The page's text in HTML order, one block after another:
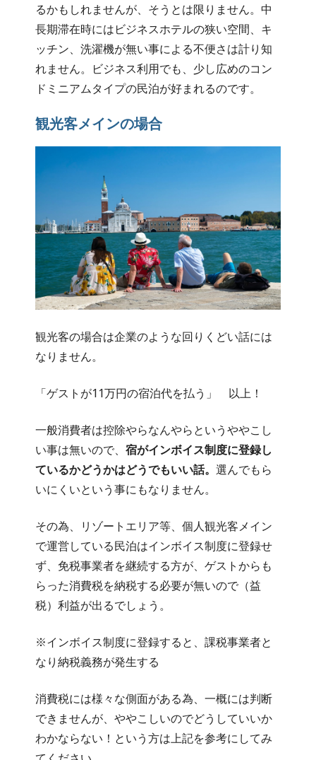
るかもしれませんが、そうとは限りません。中
長期滞在時にはビジネスホテルの狭い空間、キ
ッチン、洗濯機が無い事による不便さは計り知
れません。ビジネス利用でも、少し広めのコン
ドミニアムタイプの民泊が好まれるのです。
観光客メインの場合
観光客の場合は企業のような回りくどい話には
なりません。
「ゲストが11万円の宿泊代を払う」 以上！
一般消費者は控除やらなんやらというややこし
い事は無いので、 宿がインボイス制度に登録し
ているかどうかはどうでもいい話。 選んでもら
いにくいという事にもなりません。
その為、リゾートエリア等、個人観光客メイン
で運営している民泊はインボイス制度に登録せ
ず、免税事業者を継続する方が、ゲストからも
らった消費税を納税する必要が無いので（益
税）利益が出るでしょう。
※インボイス制度に登録すると、課税事業者と
なり納税義務が発生する
消費税には様々な側面がある為、一概には判断
できませんが、ややこしいのでどうしていいか
わかならない！という方は上記を参考にしてみ